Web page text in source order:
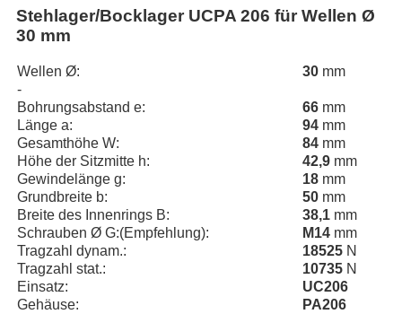
Stehlager/Bocklager UCPA 206 für Wellen Ø
30 mm
Wellen Ø: 30 mm
-
Bohrungsabstand e:
66 mm
Länge a:
94 mm
Gesamthöhe W:
84 mm
Höhe der Sitzmitte h:
42,9 mm
Gewindelänge g:
18 mm
Grundbreite b:
50 mm
Breite des Innenrings B:
38,1 mm
Schrauben Ø G:(Empfehlung):
M14 mm
Tragzahl dynam.:
18525 N
Tragzahl stat.:
10735 N
Einsatz:
UC206
Gehäuse:
PA206